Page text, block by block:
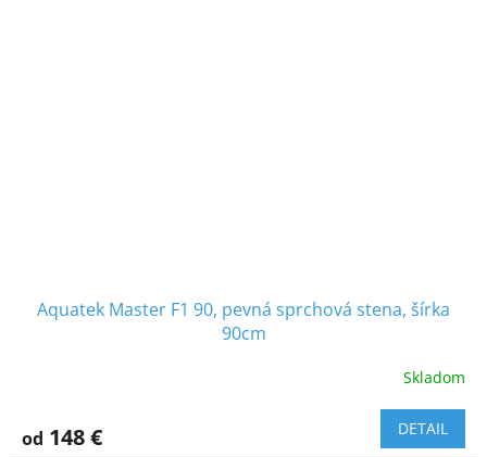
Aquatek Master F1 90, pevná sprchová stena, šírka
90cm
Skladom
od 148 € DETAIL